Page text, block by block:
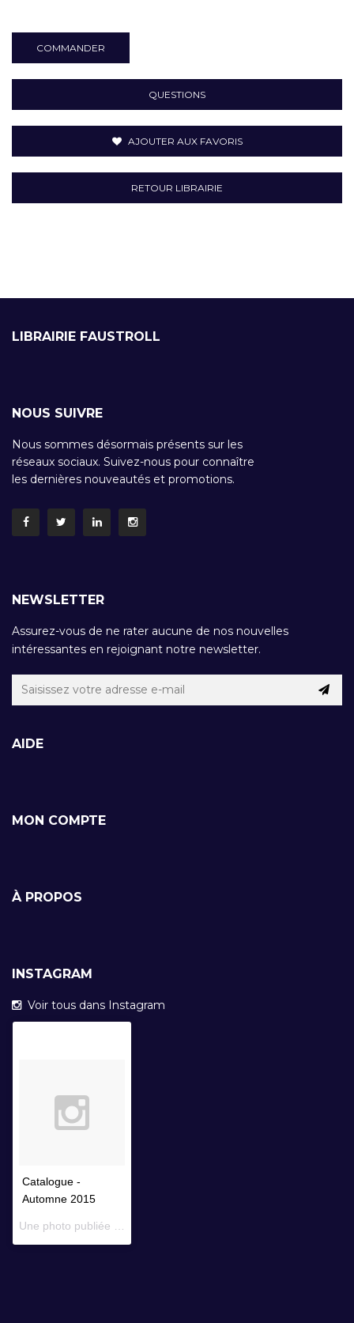
COMMANDER
QUESTIONS
AJOUTER AUX FAVORIS
RETOUR LIBRAIRIE
LIBRAIRIE FAUSTROLL
NOUS SUIVRE
Nous sommes désormais présents sur les
réseaux sociaux. Suivez-nous pour connaître
les dernières nouveautés et promotions.
NEWSLETTER
Assurez-vous de ne rater aucune de nos nouvelles
intéressantes en rejoignant notre newsletter.
AIDE
MON COMPTE
À PROPOS
INSTAGRAM
Voir tous dans Instagram
Catalogue -
Automne 2015